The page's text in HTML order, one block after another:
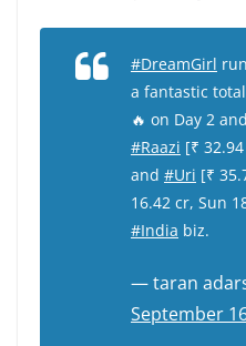
#DreamGirl
a fantastic
🔥 on Day 2
#Raazi [₹
and #Uri [₹
16.42 cr, Sun
#India biz.
— taran
September